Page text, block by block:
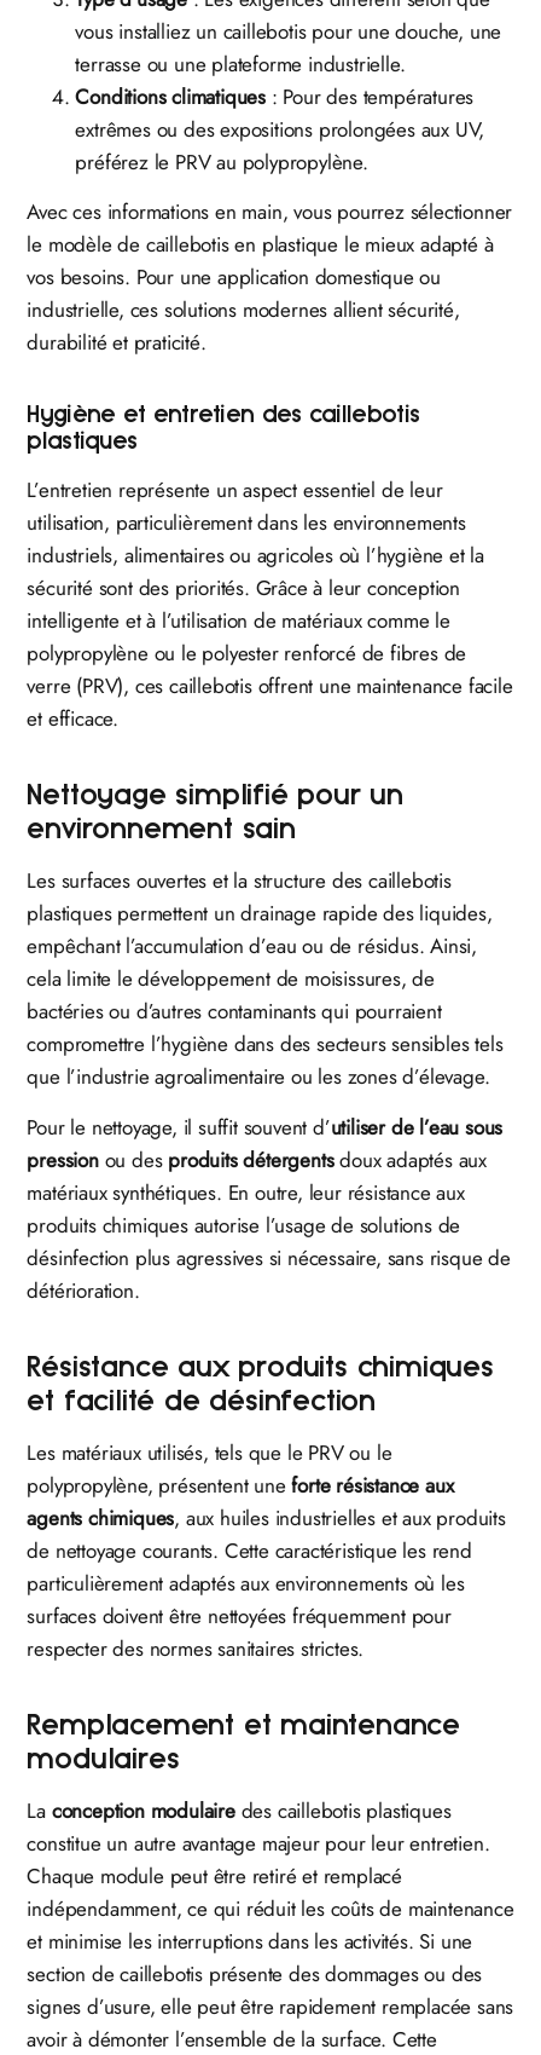
vous installiez un caillebotis pour une douche, une
terrasse ou une plateforme industrielle.
Conditions climatiques : Pour des températures
extrêmes ou des expositions prolongées aux UV,
préférez le PRV au polypropylène.
Avec ces informations en main, vous pourrez sélectionner
le modèle de caillebotis en plastique le mieux adapté à
vos besoins. Pour une application domestique ou
industrielle, ces solutions modernes allient sécurité,
durabilité et praticité.
Hygiène et entretien des caillebotis
plastiques
L’entretien représente un aspect essentiel de leur
utilisation, particulièrement dans les environnements
industriels, alimentaires ou agricoles où l’hygiène et la
sécurité sont des priorités. Grâce à leur conception
intelligente et à l’utilisation de matériaux comme le
polypropylène ou le polyester renforcé de fibres de
verre (PRV), ces caillebotis offrent une maintenance facile
et efficace.
Nettoyage simplifié pour un
environnement sain
Les surfaces ouvertes et la structure des caillebotis
plastiques permettent un drainage rapide des liquides,
empêchant l’accumulation d’eau ou de résidus. Ainsi,
cela limite le développement de moisissures, de
bactéries ou d’autres contaminants qui pourraient
compromettre l’hygiène dans des secteurs sensibles tels
que l’industrie agroalimentaire ou les zones d’élevage.
Pour le nettoyage, il suffit souvent d’utiliser de l’eau sous
pressionou des produits détergentsdoux adaptés aux
matériaux synthétiques. En outre, leur résistance aux
produits chimiques autorise l’usage de solutions de
désinfection plus agressives si nécessaire, sans risque de
détérioration.
Résistance aux produits chimiques
et facilité de désinfection
Les matériaux utilisés, tels que le PRV ou le
polypropylène, présentent uneforte résistance aux
agents chimiques, aux huiles industrielles et aux produits
de nettoyage courants. Cette caractéristique les rend
particulièrement adaptés aux environnements où les
surfaces doivent être nettoyées fréquemment pour
respecter des normes sanitaires strictes.
Remplacement et maintenance
modulaires
La conception modulairedes caillebotis plastiques
constitue un autre avantage majeur pour leur entretien.
Chaque module peut être retiré et remplacé
indépendamment, ce qui réduit les coûts de maintenance
et minimise les interruptions dans les activités. Si une
section de caillebotis présente des dommages ou des
signes d’usure, elle peut être rapidement remplacée sans
avoir à démonter l’ensemble de la surface. Cette